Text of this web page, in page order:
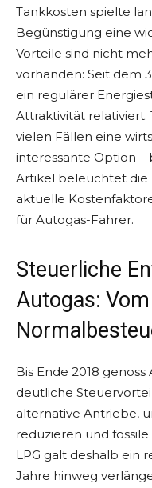
Tankkosten spielte
Begünstigung eine
Vorteile sind nicht
vorhanden: Seit dem
ein regulärer
Attraktivität
vielen Fällen eine
interessante Option –
Artikel beleuchtet die
aktuelle
für Autogas-Fahrer.
Steuerliche
Autogas:
Bis Ende 2018
deutliche
alternative Antriebe,
reduzieren und
LPG galt deshalb ein
Jahre hinweg